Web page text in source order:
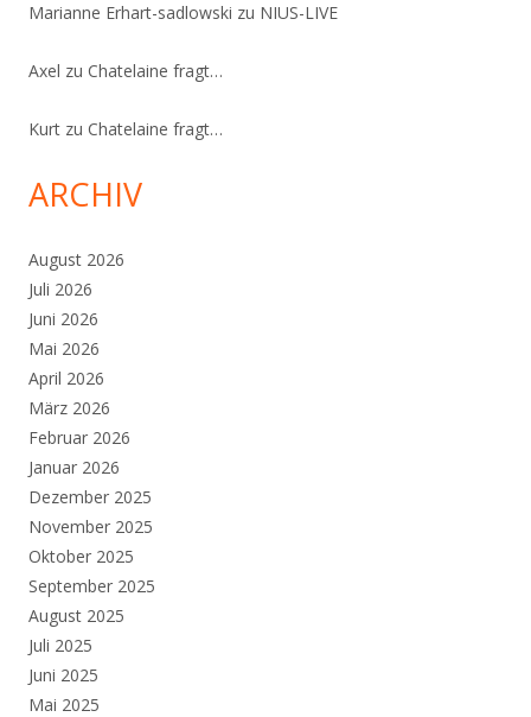
Marianne Erhart-sadlowski zu NIUS-LIVE
Axel zu Chatelaine fragt…
Kurt zu Chatelaine fragt…
ARCHIV
August 2026
Juli 2026
Juni 2026
Mai 2026
April 2026
März 2026
Februar 2026
Januar 2026
Dezember 2025
November 2025
Oktober 2025
September 2025
August 2025
Juli 2025
Juni 2025
Mai 2025